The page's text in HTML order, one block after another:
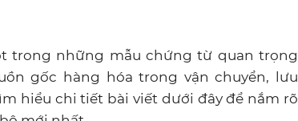
trong những mẫu chứng từ quan trọng
gốc hàng hóa trong vận chuyển, lưu
hiểu chi tiết bài viết dưới đây để nắm rõ